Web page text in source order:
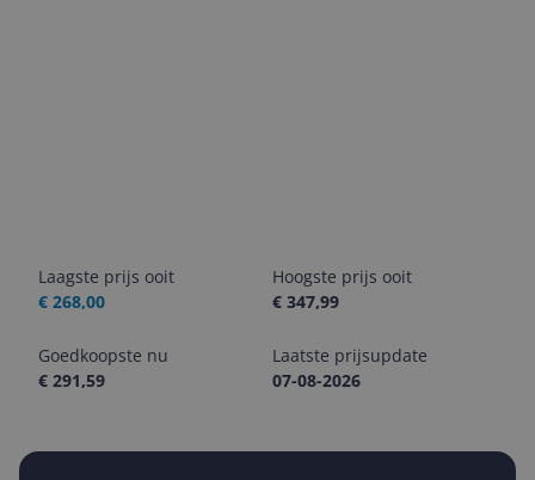
Laagste prijs ooit
€ 268,00
Hoogste prijs ooit
€ 347,99
Goedkoopste nu
€ 291,59
Laatste prijsupdate
07-08-2026